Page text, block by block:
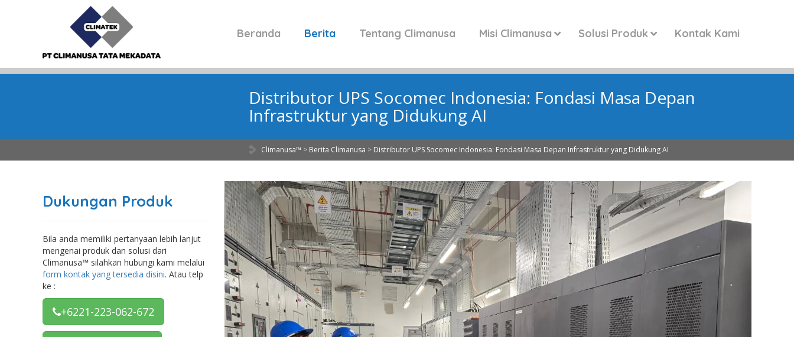
Beranda Berita Tentang Climanusa Misi Climanusa Solusi Produk Kontak Kami
Distributor UPS Socomec Indonesia: Fondasi Masa Depan
Infrastruktur yang Didukung AI
Climanusa™ > Berita Climanusa > Distributor UPS Socomec Indonesia: Fondasi Masa Depan Infrastruktur yang Didukung AI
Dukungan Produk
Bila anda memiliki pertanyaan lebih lanjut
mengenai produk dan solusi dari
Climanusa™ silahkan hubungi kami melalui
form kontak yang tersedia disini. Atau telp
ke :
+6221-223-062-672